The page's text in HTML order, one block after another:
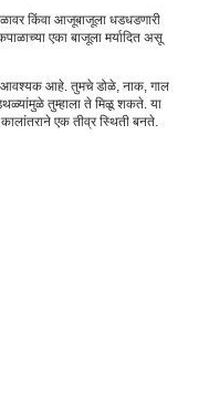
किंवा आजूबाजूला धडधडणारी
एका बाजूला मर्यादित असू
आवश्यक आहे. तुमचे डोळे, नाक, गाल
तुम्हाला ते मिळू शकते. या
एक तीव्र स्थिती बनते.